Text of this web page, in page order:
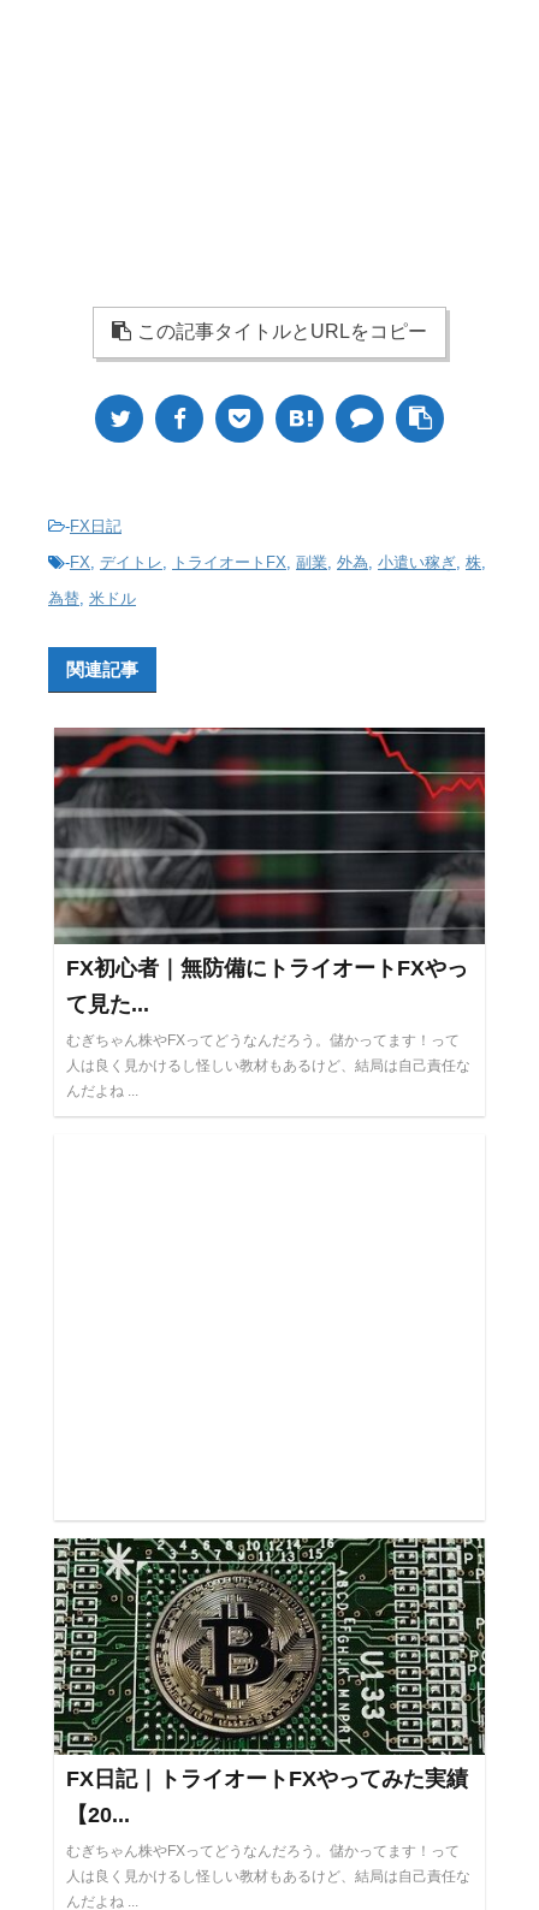
この記事タイトルとURLをコピー
-FX日記
-FX デイトレ トライオートFX 副業 外為 小遣い稼ぎ 株
為替 米ドル
関連記事
FX初心者｜無防備にトライオートFXやっ
て見た...
むぎちゃん株やFXってどうなんだろう。儲かってます！って
人は良く見かけるし怪しい教材もあるけど、結局は自己責任な
んだよね ...
FX日記｜トライオートFXやってみた実績
【20...
むぎちゃん株やFXってどうなんだろう。儲かってます！って
人は良く見かけるし怪しい教材もあるけど、結局は自己責任な
んだよね ...